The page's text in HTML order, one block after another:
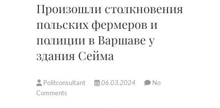
Произошли столкновения
польских фермеров и
полиции в Варшаве у
здания Сейма
Politconsultant 06.03.2024
No
Comments